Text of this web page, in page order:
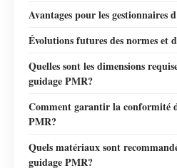
Avantages pour les gestionnaires
Évolutions futures des normes et
Quelles sont les dimensions
guidage PMR?
Comment garantir la conformité
PMR?
Quels matériaux sont
guidage PMR?